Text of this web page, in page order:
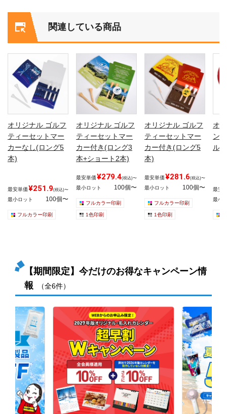
関連している商品
オリジナル ゴルフ
ティーセットマー
カーなし(ロング5
本)
最安単価¥251.9(税込)〜
最小ロット 100個〜
フルカラー印刷
オリジナル ゴルフ
ティーセットマー
カー付き(ロング3
本+ショート2本)
最安単価¥279.4(税込)〜
最小ロット 100個〜
フルカラー印刷
1色印刷
オリジナル ゴルフ
ティーセットマー
カー付き(ロング5
本)
最安単価¥281.6(税込)〜
最小ロット 100個〜
フルカラー印刷
1色印刷
オ
ン
ル
最安
最小
【期間限定】今だけのお得なキャンペーン情
報
（全6件）